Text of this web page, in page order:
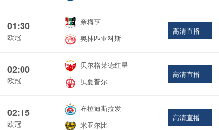
01:30
欧冠
奈梅亨
奥林匹亚科斯
高清直播
02:00
欧冠
贝尔格莱德红星
贝夏普尔
高清直播
02:15
欧冠
布拉迪斯拉发
米亚尔比
高清直播